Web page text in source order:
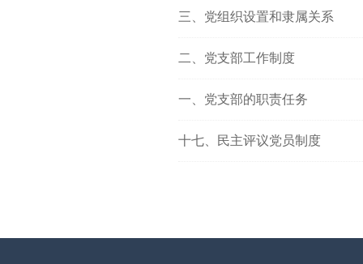
三、党组织设置和隶属关系
二、党支部工作制度
一、党支部的职责任务
十七、民主评议党员制度